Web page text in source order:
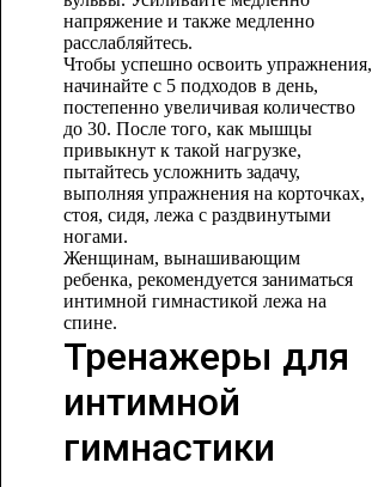
напряжение и также медленно
расслабляйтесь.
Чтобы успешно освоить упражнения,
начинайте с 5 подходов в день,
постепенно увеличивая количество
до 30. После того, как мышцы
привыкнут к такой нагрузке,
пытайтесь усложнить задачу,
выполняя упражнения на корточках,
стоя, сидя, лежа с раздвинутыми
ногами.
Женщинам, вынашивающим
ребенка, рекомендуется заниматься
интимной гимнастикой лежа на
спине.
Тренажеры для
интимной
гимнастики